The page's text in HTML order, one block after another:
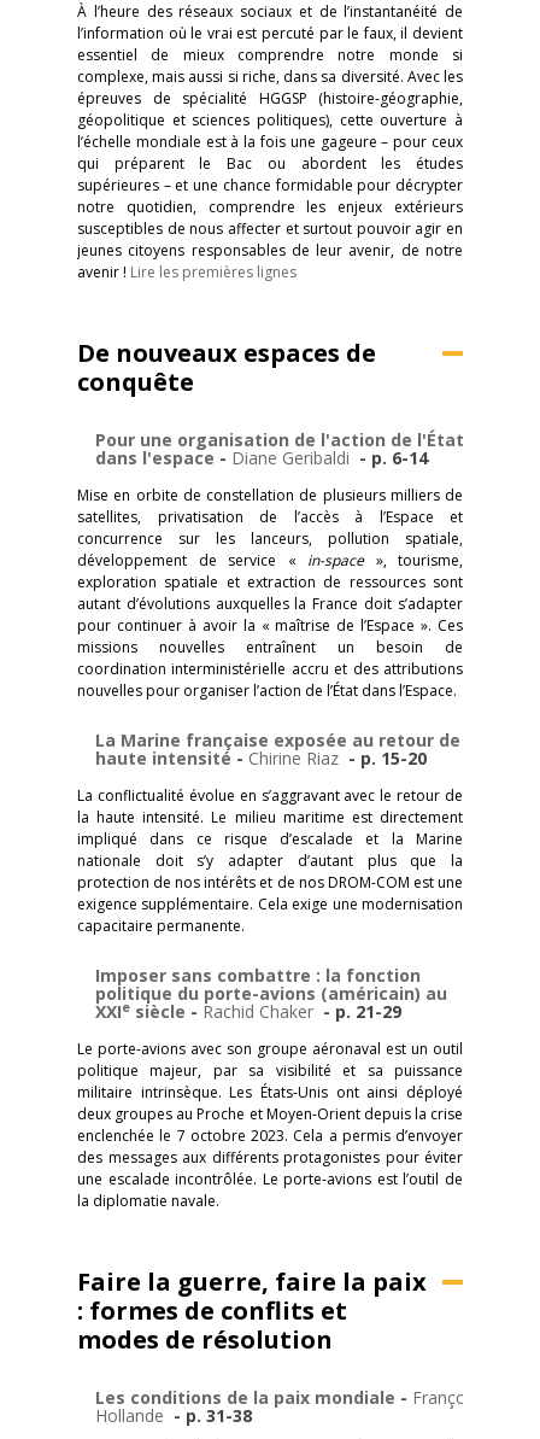
À l’heure des réseaux sociaux et de l’instantanéité de
l’information où le vrai est percuté par le faux, il devient
essentiel de mieux comprendre notre monde si
complexe, mais aussi si riche, dans sa diversité. Avec les
épreuves de spécialité HGGSP (histoire-géographie,
géopolitique et sciences politiques), cette ouverture à
l’échelle mondiale est à la fois une gageure – pour ceux
qui préparent le Bac ou abordent les études
supérieures – et une chance formidable pour décrypter
notre quotidien, comprendre les enjeux extérieurs
susceptibles de nous affecter et surtout pouvoir agir en
jeunes citoyens responsables de leur avenir, de notre
avenir ! Lire les premières lignes
De nouveaux espaces de
conquête
Pour une organisation de l'action de l'État
dans l'espace - Diane Geribaldi - p. 6-14
Mise en orbite de constellation de plusieurs milliers de
satellites, privatisation de l’accès à l’Espace et
concurrence sur les lanceurs, pollution spatiale,
développement de service « in-space», tourisme,
exploration spatiale et extraction de ressources sont
autant d’évolutions auxquelles la France doit s’adapter
pour continuer à avoir la « maîtrise de l’Espace ». Ces
missions nouvelles entraînent un besoin de
coordination interministérielle accru et des attributions
nouvelles pour organiser l’action de l’État dans l’Espace.
La Marine française exposée au retour de la
haute intensité - Chirine Riaz - p. 15-20
La conflictualité évolue en s’aggravant avec le retour de
la haute intensité. Le milieu maritime est directement
impliqué dans ce risque d’escalade et la Marine
nationale doit s’y adapter d’autant plus que la
protection de nos intérêts et de nos DROM-COM est une
exigence supplémentaire. Cela exige une modernisation
capacitaire permanente.
Imposer sans combattre : la fonction
politique du porte-avions (américain) au
XXIe siècle - Rachid Chaker - p. 21-29
Le porte-avions avec son groupe aéronaval est un outil
politique majeur, par sa visibilité et sa puissance
militaire intrinsèque. Les États-Unis ont ainsi déployé
deux groupes au Proche et Moyen-Orient depuis la crise
enclenchée le 7 octobre 2023. Cela a permis d’envoyer
des messages aux différents protagonistes pour éviter
une escalade incontrôlée. Le porte-avions est l’outil de
la diplomatie navale.
Faire la guerre, faire la paix
: formes de conflits et
modes de résolution
Les conditions de la paix mondiale - François
Hollande - p. 31-38